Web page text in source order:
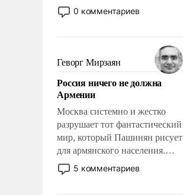
США потребуется более трех
лет. Даже небольшая война с
Сложившаяся ситуация
означает многолетний период
уязвимости США, например,
перед Китаем.
0 комментариев
Геворг Мирзаян
Россия ничего не должна
Армении
Москва системно и жестко
разрушает тот фантастический
мир, который Пашинян рисует
для армянского населения.
Мир, где этому населению все
должны просто по
5 комментариев